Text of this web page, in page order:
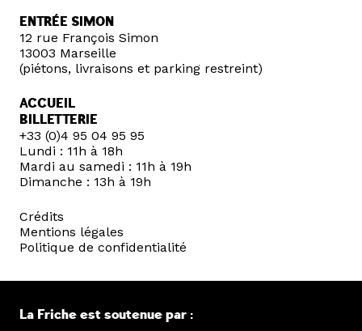
ENTRÉE SIMON
12 rue François Simon
13003 Marseille
(piétons, livraisons et parking restreint)
ACCUEIL
BILLETTERIE
+33 (0)4 95 04 95 95
Lundi : 11h à 18h
Mardi au samedi : 11h à 19h
Dimanche : 13h à 19h
Crédits
Mentions légales
Politique de confidentialité
La Friche est soutenue par :